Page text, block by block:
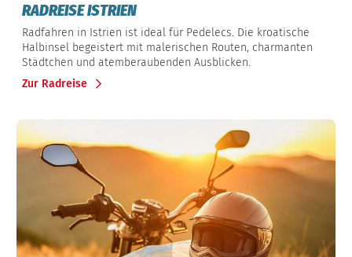
RADREISE ISTRIEN
Radfahren in Istrien ist ideal für Pedelecs. Die kroatische
Halbinsel begeistert mit malerischen Routen, charmanten
Städtchen und atemberaubenden Ausblicken.
Zur Radreise